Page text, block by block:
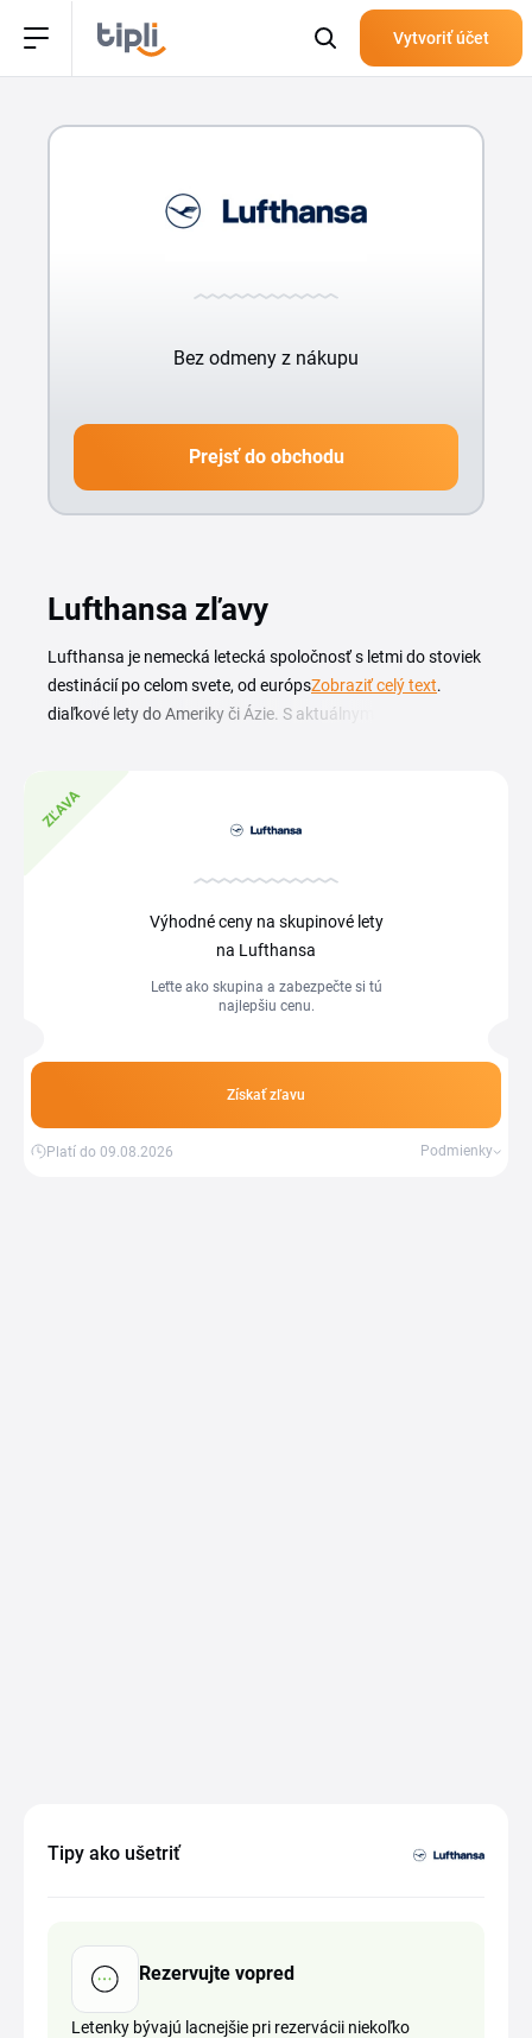
Vytvoriť účet
Bez odmeny z nákupu
Prejsť do obchodu
Lufthansa zľavy
Lufthansa je nemecká letecká spoločnosť s letmi do stoviek
destinácií po celom svete, od európskych liniek až po
diaľkové lety do Ameriky či Ázie. S aktuálnym Lufthansa
zahŕňa triedy Economy, Premium Economy aj Business,
vernostný program Miles & More a doplnkové služby, ako je
vložíte pri rezervácii a celková suma sa prepočíta. Prehľad
aktuálnych kódov a Lufthansa zľava na letenky nájdete na
Zobraziť celý text
ZĽAVA
Výhodné ceny na skupinové lety
na Lufthansa
Leťte ako skupina a zabezpečte si tú
najlepšiu cenu.
Získať zľavu
Platí do 09.08.2026 Podmienky
Tipy ako ušetriť
Rezervujte vopred
Letenky bývajú lacnejšie pri rezervácii niekoľko